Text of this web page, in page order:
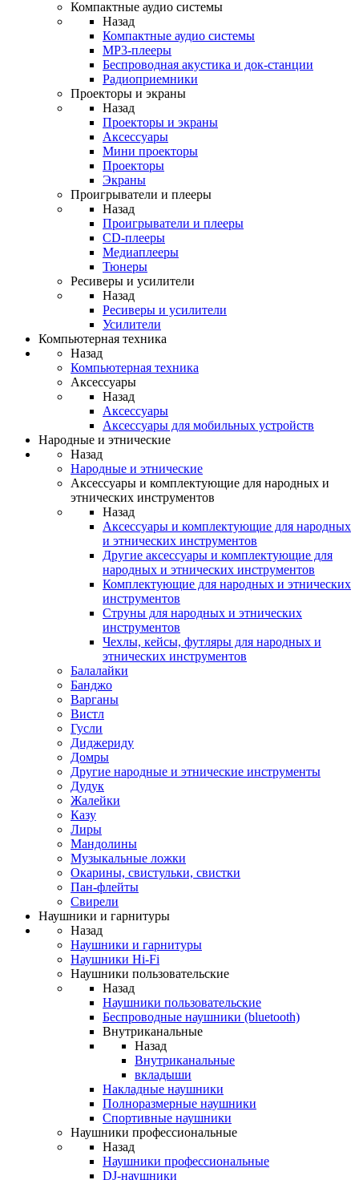
Компактные аудио системы
Назад
Компактные аудио системы
MP3-плееры
Беспроводная акустика и док-станции
Радиоприемники
Проекторы и экраны
Назад
Проекторы и экраны
Аксессуары
Мини проекторы
Проекторы
Экраны
Проигрыватели и плееры
Назад
Проигрыватели и плееры
CD-плееры
Медиаплееры
Тюнеры
Ресиверы и усилители
Назад
Ресиверы и усилители
Усилители
Компьютерная техника
Назад
Компьютерная техника
Аксессуары
Назад
Аксессуары
Аксессуары для мобильных устройств
Народные и этнические
Назад
Народные и этнические
Аксессуары и комплектующие для народных и
этнических инструментов
Назад
Аксессуары и комплектующие для народных
и этнических инструментов
Другие аксессуары и комплектующие для
народных и этнических инструментов
Комплектующие для народных и этнических
инструментов
Струны для народных и этнических
инструментов
Чехлы, кейсы, футляры для народных и
этнических инструментов
Балалайки
Банджо
Варганы
Вистл
Гусли
Диджериду
Домры
Другие народные и этнические инструменты
Дудук
Жалейки
Казу
Лиры
Мандолины
Музыкальные ложки
Окарины, свистульки, свистки
Пан-флейты
Свирели
Наушники и гарнитуры
Назад
Наушники и гарнитуры
Наушники Hi-Fi
Наушники пользовательские
Назад
Наушники пользовательские
Беспроводные наушники (bluetooth)
Внутриканальные
Назад
Внутриканальные
вкладыши
Накладные наушники
Полноразмерные наушники
Спортивные наушники
Наушники профессиональные
Назад
Наушники профессиональные
DJ-наушники